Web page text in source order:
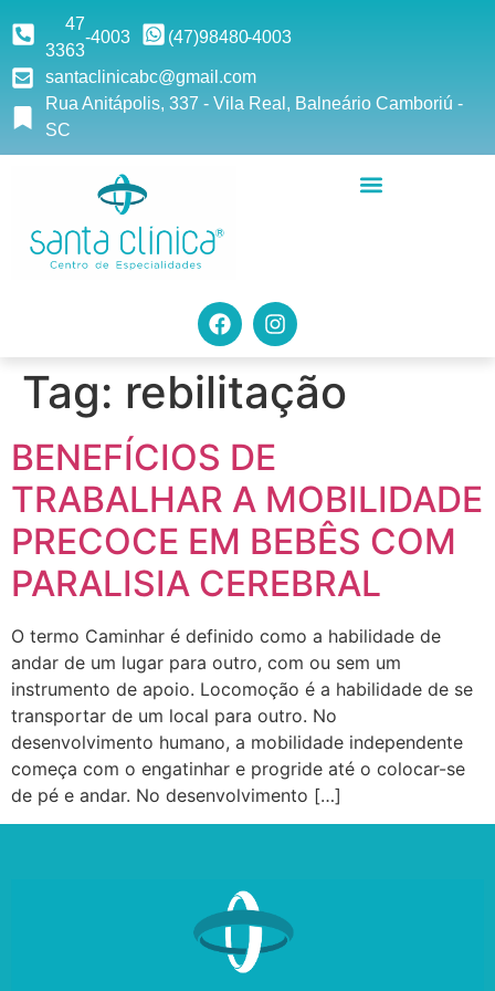
47
3363
-4003 (47)98480-4003
santaclinicabc@gmail.com
Rua Anitápolis, 337 - Vila Real, Balneário Camboriú -
SC
Tag: rebilitação
BENEFÍCIOS DE
TRABALHAR A MOBILIDADE
PRECOCE EM BEBÊS COM
PARALISIA CEREBRAL
O termo Caminhar é definido como a habilidade de
andar de um lugar para outro, com ou sem um
instrumento de apoio. Locomoção é a habilidade de se
transportar de um local para outro. No
desenvolvimento humano, a mobilidade independente
começa com o engatinhar e progride até o colocar-se
de pé e andar. No desenvolvimento […]